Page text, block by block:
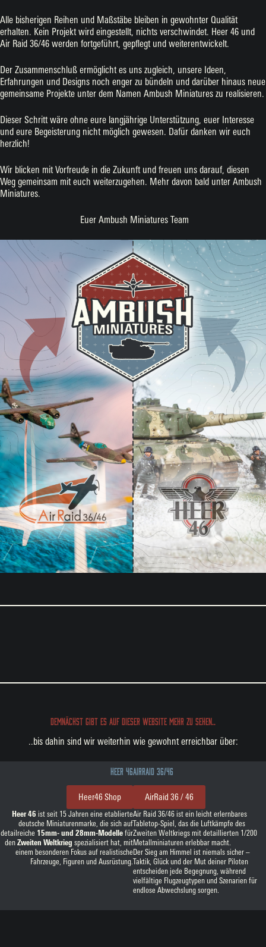
Alle bisherigen Reihen und Maßstäbe bleiben in gewohnter Qualität
erhalten. Kein Projekt wird eingestellt, nichts verschwindet. Heer 46 und
Air Raid 36/46 werden fortgeführt, gepflegt und weiterentwickelt.
Der Zusammenschluß ermöglicht es uns zugleich, unsere Ideen,
Erfahrungen und Designs noch enger zu bündeln und darüber hinaus neue
gemeinsame Projekte unter dem Namen Ambush Miniatures zu realisieren.
Dieser Schritt wäre ohne eure langjährige Unterstützung, euer Interesse
und eure Begeisterung nicht möglich gewesen. Dafür danken wir euch
herzlich!
Wir blicken mit Vorfreude in die Zukunft und freuen uns darauf, diesen
Weg gemeinsam mit euch weiterzugehen. Mehr davon bald unter Ambush
Miniatures.
Euer Ambush Miniatures Team
demnächst gibt es auf dieser website mehr zu sehen..
..bis dahin sind wir weiterhin wie gewohnt erreichbar über:
Heer 46
Heer46 Shop
Heer 46 ist seit 15 Jahren eine etablierte
deutsche Miniaturenmarke, die sich auf
detailreiche 15mm- und 28mm-Modellefür
denZweiten Weltkrieg spezialisiert hat, mit
einem besonderen Fokus auf realistische
Fahrzeuge, Figuren und Ausrüstung.
AirRaid 36/46
AirRaid 36 / 46
Air Raid 36/46 ist ein leicht erlernbares
Tabletop-Spiel, das die Luftkämpfe des
Zweiten Weltkriegs mit detaillierten 1/200
Metallminiaturen erlebbar macht.
Der Sieg am Himmel ist niemals sicher –
Taktik, Glück und der Mut deiner Piloten
entscheiden jede Begegnung, während
vielfältige Flugzeugtypen und Szenarien für
endlose Abwechslung sorgen.